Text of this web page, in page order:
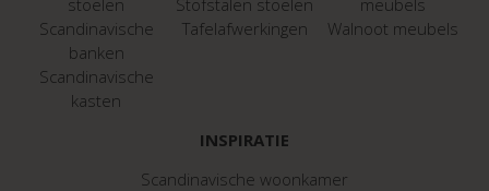
stoelen
Scandinavische
banken
Scandinavische
kasten
Stofstalen stoelen
Tafelafwerkingen
meubels
Walnoot meubels
INSPIRATIE
Scandinavische woonkamer